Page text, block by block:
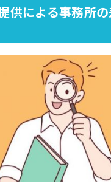
供による事務所